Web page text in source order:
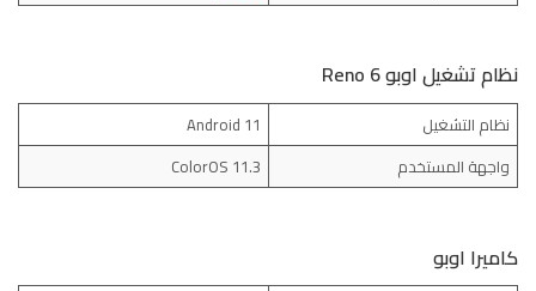
نظام تشغيل اوبو Reno 6
نظام التشغيل
Android 11
واجهة المستخدم
ColorOS 11.3
كاميرا اوبو